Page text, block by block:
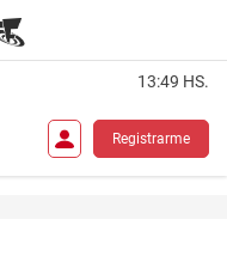
13:49 HS.
Registrarme